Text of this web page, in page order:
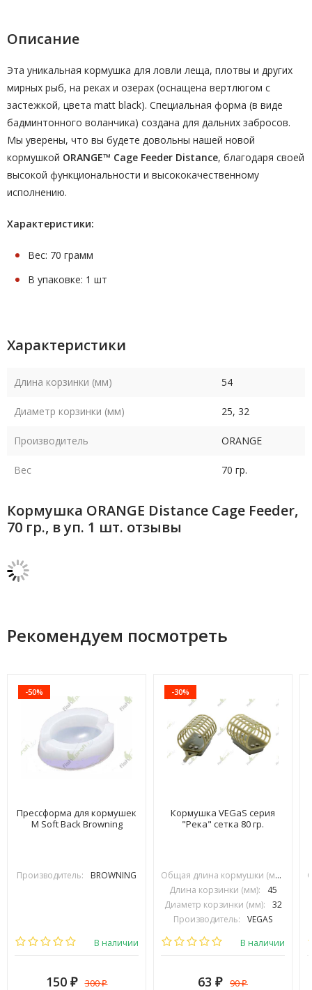
Описание
Эта уникальная кормушка для ловли леща, плотвы и других
мирных рыб, на реках и озерах (оснащена вертлюгом с
застежкой, цвета matt black). Специальная форма (в виде
бадминтонного воланчика) создана для дальних забросов.
Мы уверены, что вы будете довольны нашей новой
кормушкой ORANGE™ Cage Feeder Distance, благодаря своей
высокой функциональности и высококачественному
исполнению.
Характеристики:
Вес: 70 грамм
В упаковке: 1 шт
Характеристики
Длина корзинки (мм) 54
Диаметр корзинки (мм) 25, 32
Производитель ORANGE
Вес 70 гр.
Кормушка ORANGE Distance Cage Feeder,
70 гр., в уп. 1 шт. отзывы
Рекомендуем посмотреть
-50%
Прессформа для кормушек
M Soft Back Browning
Производитель: BROWNING
В наличии
150 ₽ 300₽
-30%
Кормушка VEGaS серия
"Река" сетка 80 гр.
Общая длина кормушки (мм):
Длина корзинки (мм):
45
Диаметр корзинки (мм):
32
Производитель:
VEGAS
В наличии
63 ₽ 90₽